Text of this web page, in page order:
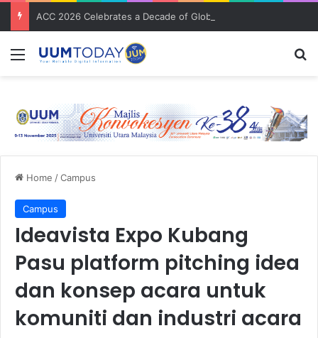
Menu
Home /Campus
Campus
Ideavista Expo Kubang
Pasu platform pitching idea
dan konsep acara untuk
komuniti dan industri acara